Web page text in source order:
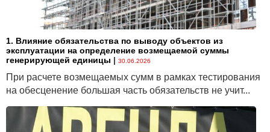
1. Влияние обязательства по выводу объектов из
эксплуатации на определение возмещаемой суммы
генерирующей единицы | 30.06.2026
При расчете возмещаемых сумм в рамках тестирования
на обесценение большая часть обязательств не учит...